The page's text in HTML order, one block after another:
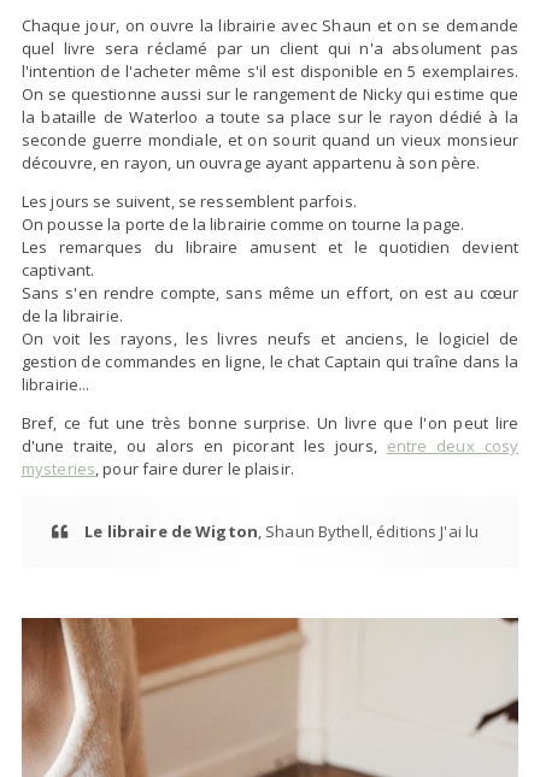
Chaque jour, on ouvre la librairie avec Shaun et on se demande
quel livre sera réclamé par un client qui n'a absolument pas
l'intention de l'acheter même s'il est disponible en 5 exemplaires.
On se questionne aussi sur le rangement de Nicky qui estime que
la bataille de Waterloo a toute sa place sur le rayon dédié à la
seconde guerre mondiale, et on sourit quand un vieux monsieur
découvre, en rayon, un ouvrage ayant appartenu à son père.
Les jours se suivent, se ressemblent parfois.
On pousse la porte de la librairie comme on tourne la page.
Les remarques du libraire amusent et le quotidien devient
captivant.
Sans s'en rendre compte, sans même un effort, on est au cœur
de la librairie.
On voit les rayons, les livres neufs et anciens, le logiciel de
gestion de commandes en ligne, le chat Captain qui traîne dans la
librairie...
Bref, ce fut une très bonne surprise. Un livre que l'on peut lire
d'une traite, ou alors en picorant les jours, entre deux cosy
mysteries, pour faire durer le plaisir.
Le libraire de Wigton, Shaun Bythell, éditions J'ai lu